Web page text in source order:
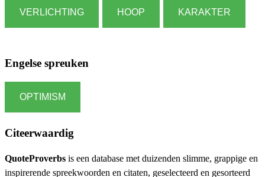
VERLICHTING HOOP KARAKTER
Engelse spreuken
OPTIMISM
Citeerwaardig
QuoteProverbs is een database met duizenden slimme, grappige en
inspirerende spreekwoorden en citaten, geselecteerd en gesorteerd